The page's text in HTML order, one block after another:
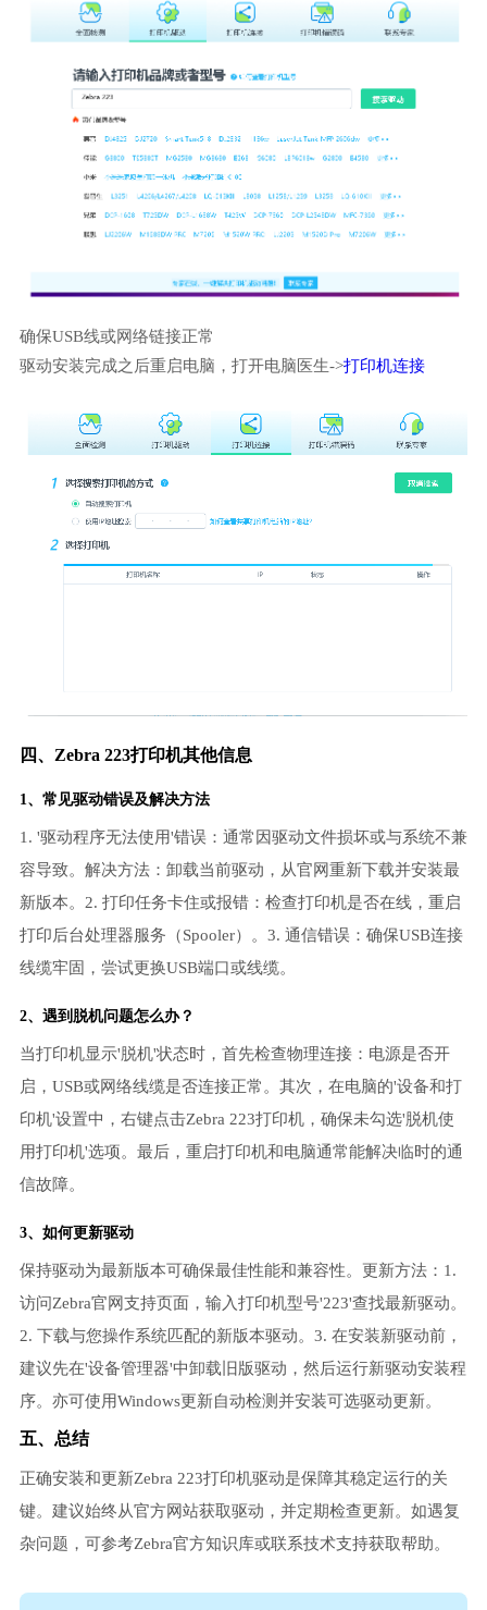
确保USB线或网络链接正常
驱动安装完成之后重启电脑，打开电脑医生->打印机连接
四、Zebra 223打印机其他信息
1、常见驱动错误及解决方法
1. '驱动程序无法使用'错误：通常因驱动文件损坏或与系统不兼
容导致。解决方法：卸载当前驱动，从官网重新下载并安装最
新版本。2. 打印任务卡住或报错：检查打印机是否在线，重启
打印后台处理器服务（Spooler）。3. 通信错误：确保USB连接
线缆牢固，尝试更换USB端口或线缆。
2、遇到脱机问题怎么办？
当打印机显示'脱机'状态时，首先检查物理连接：电源是否开
启，USB或网络线缆是否连接正常。其次，在电脑的'设备和打
印机'设置中，右键点击Zebra 223打印机，确保未勾选'脱机使
用打印机'选项。最后，重启打印机和电脑通常能解决临时的通
信故障。
3、如何更新驱动
保持驱动为最新版本可确保最佳性能和兼容性。更新方法：1.
访问Zebra官网支持页面，输入打印机型号'223'查找最新驱动。
2. 下载与您操作系统匹配的新版本驱动。3. 在安装新驱动前，
建议先在'设备管理器'中卸载旧版驱动，然后运行新驱动安装程
序。亦可使用Windows更新自动检测并安装可选驱动更新。
五、总结
正确安装和更新Zebra 223打印机驱动是保障其稳定运行的关
键。建议始终从官方网站获取驱动，并定期检查更新。如遇复
杂问题，可参考Zebra官方知识库或联系技术支持获取帮助。